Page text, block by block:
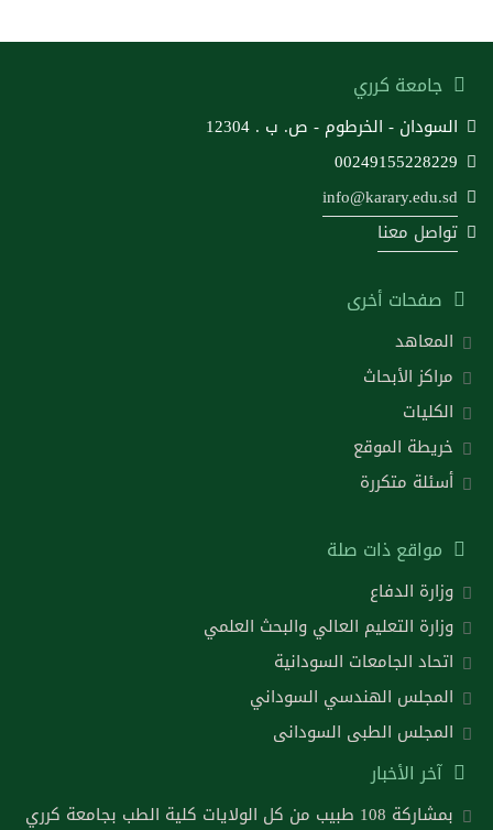
جامعة كرري
السودان - الخرطوم - ص. ب . 12304
00249155228229
info@karary.edu.sd
تواصل معنا
صفحات أخرى
المعاهد
مراكز الأبحاث
الكليات
خريطة الموقع
أسئلة متكررة
مواقع ذات صلة
وزارة الدفاع
وزارة التعليم العالي والبحث العلمي
اتحاد الجامعات السودانية
المجلس الهندسي السوداني
المجلس الطبى السودانى
آخر الأخبار
بمشاركة 108 طبيب من كل الولايات كلية الطب بجامعة كرري